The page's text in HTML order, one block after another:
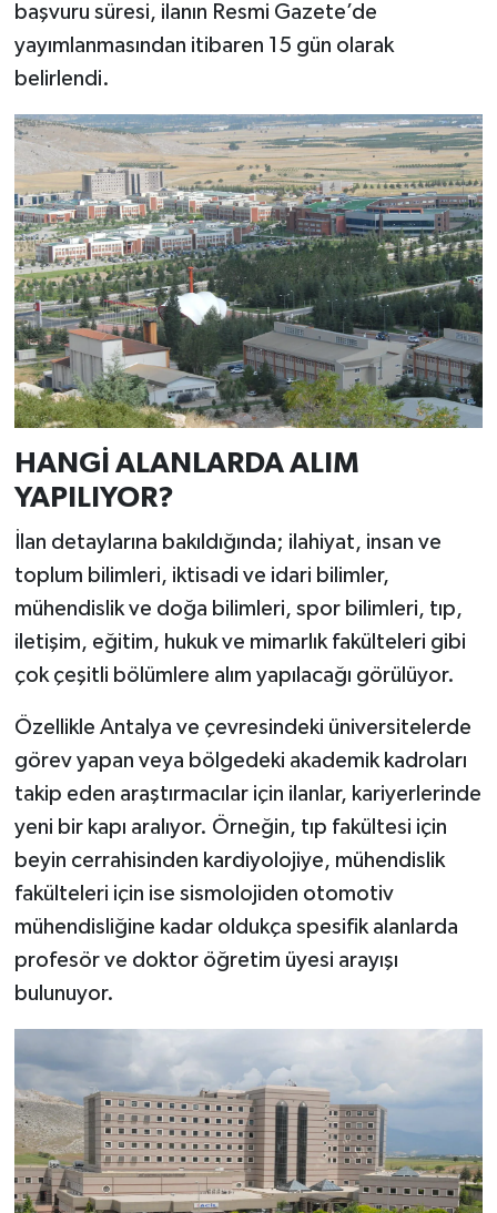
başvuru süresi, ilanın Resmi Gazete’de
yayımlanmasından itibaren 15 gün olarak
belirlendi.
HANGİ ALANLARDA ALIM
YAPILIYOR?
İlan detaylarına bakıldığında; ilahiyat, insan ve
toplum bilimleri, iktisadi ve idari bilimler,
mühendislik ve doğa bilimleri, spor bilimleri, tıp,
iletişim, eğitim, hukuk ve mimarlık fakülteleri gibi
çok çeşitli bölümlere alım yapılacağı görülüyor.
Özellikle Antalya ve çevresindeki üniversitelerde
görev yapan veya bölgedeki akademik kadroları
takip eden araştırmacılar için ilanlar, kariyerlerinde
yeni bir kapı aralıyor. Örneğin, tıp fakültesi için
beyin cerrahisinden kardiyolojiye, mühendislik
fakülteleri için ise sismolojiden otomotiv
mühendisliğine kadar oldukça spesifik alanlarda
profesör ve doktor öğretim üyesi arayışı
bulunuyor.